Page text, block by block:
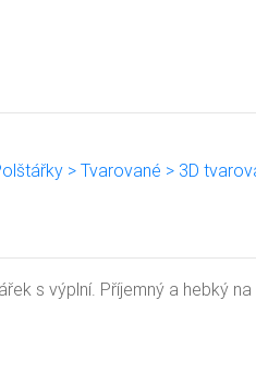
> Tvarované > 3D
s výplní. Příjemný a hebký